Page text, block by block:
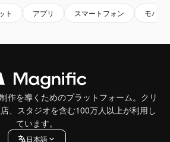
ト アプリ スマートフォン モバイ
作を導くためのプラットフォーム。クリ
、スタジオを含む100万人以上が利用し
ています。
日本語